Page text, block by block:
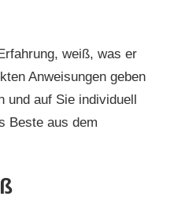
weiß, was er
Anweisungen geben
und auf Sie individuell
Beste aus dem